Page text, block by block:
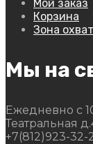
Мой заказ
Корзина
Зона
Мы на
Ежедневно с
Театральная
+7(812)923-32-